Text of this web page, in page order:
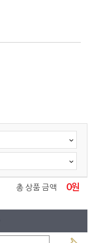
총 상품 금액 0원